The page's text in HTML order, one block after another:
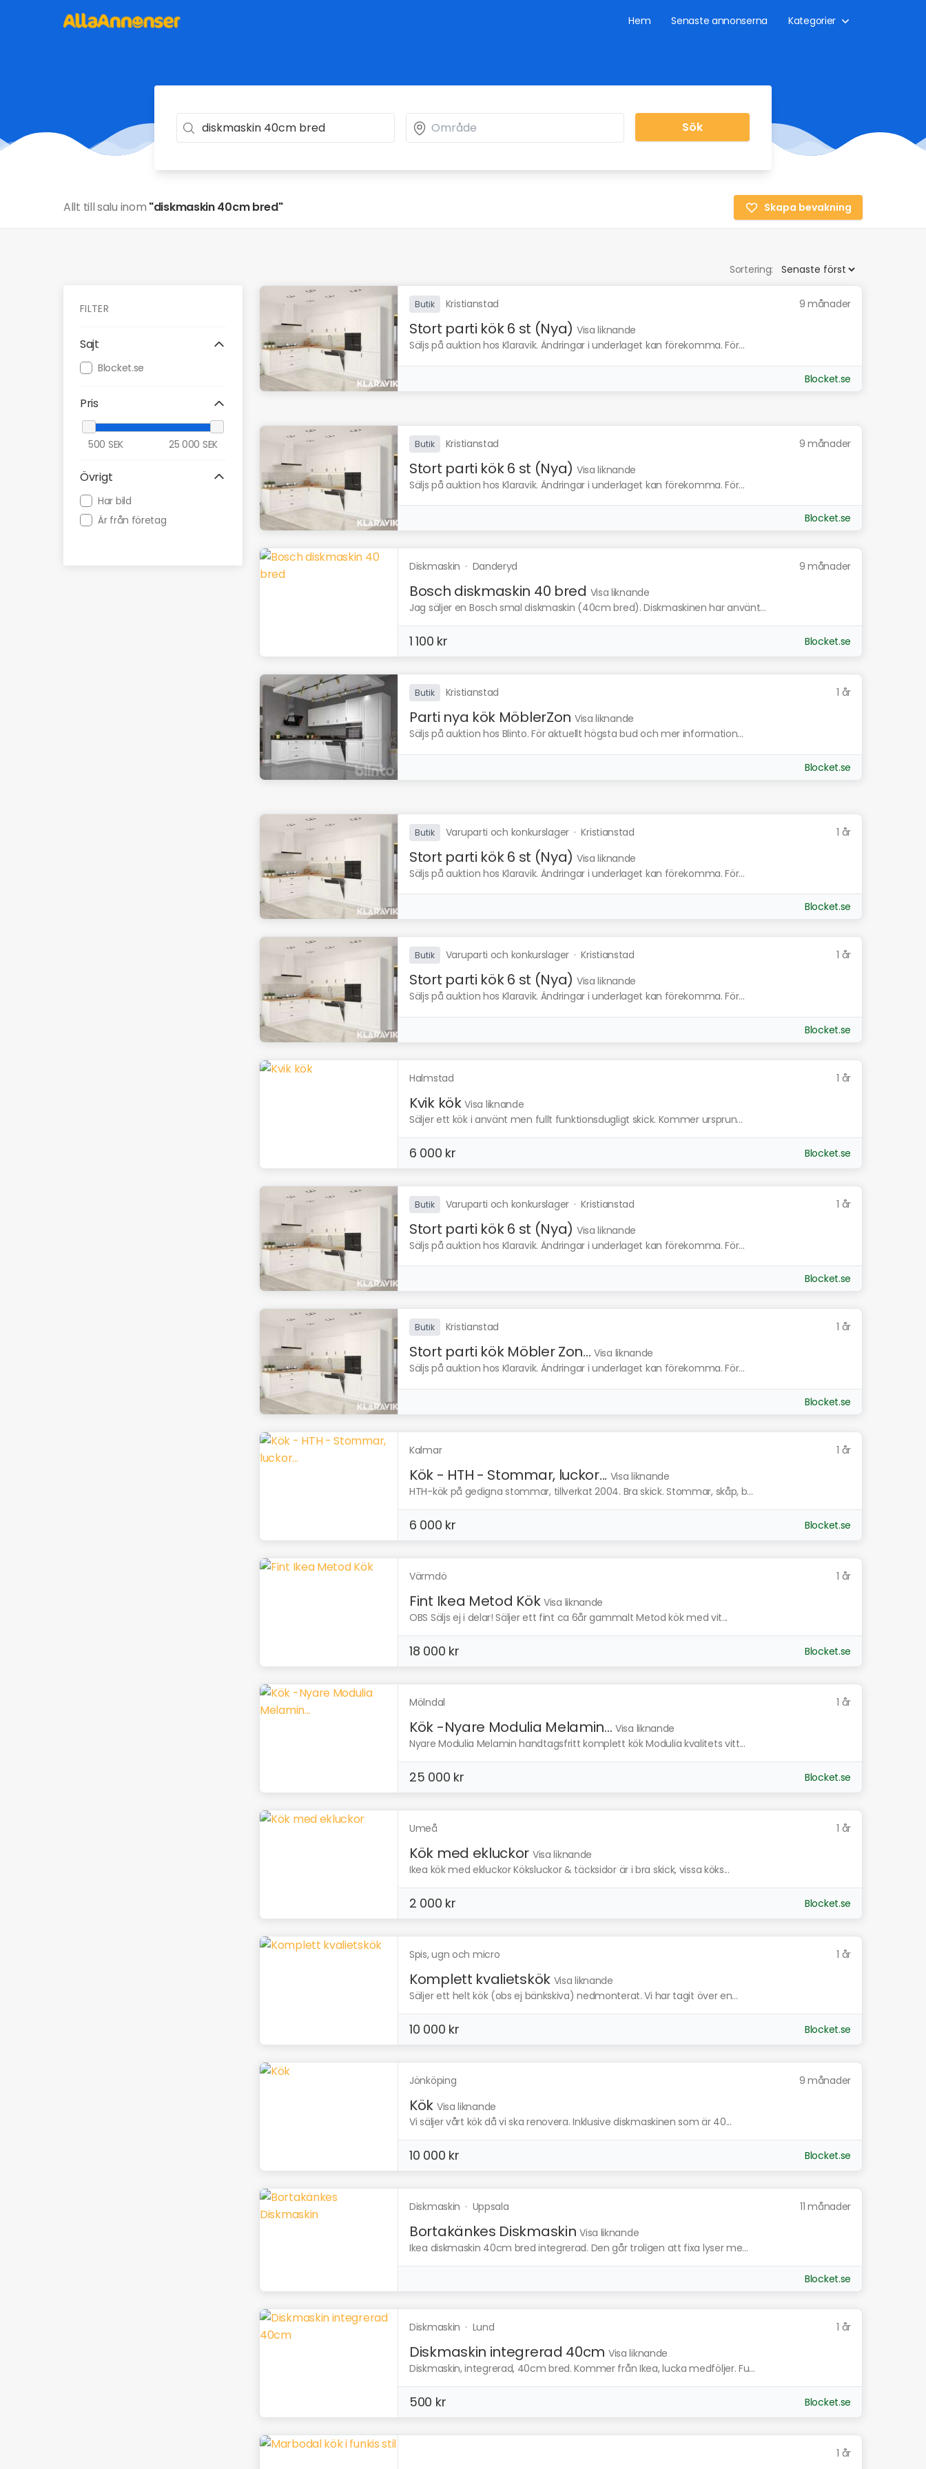
Hem Senaste annonserna Kategorier
Sök
Allt till salu inom "diskmaskin 40cm bred" Skapa bevakning
Sortering:
FILTER
Sajt
Blocket.se
Pris
500 SEK 25 000 SEK
Övrigt
Har bild
Är från företag
Butik Kristianstad 9 månader
Stort parti kök 6 st (Nya) Visa liknande
Säljs på auktion hos Klaravik. Ändringar i underlaget kan förekomma. För...
Blocket.se
Butik Kristianstad 9 månader
Stort parti kök 6 st (Nya) Visa liknande
Säljs på auktion hos Klaravik. Ändringar i underlaget kan förekomma. För...
Blocket.se
Diskmaskin · Danderyd 9 månader
Bosch diskmaskin 40 bred Visa liknande
Jag säljer en Bosch smal diskmaskin (40cm bred). Diskmaskinen har använt...
1 100 kr Blocket.se
Butik Kristianstad 1 år
Parti nya kök MöblerZon Visa liknande
Säljs på auktion hos Blinto. För aktuellt högsta bud och mer information...
Blocket.se
Butik Varuparti och konkurslager·Kristianstad 1 år
Stort parti kök 6 st (Nya) Visa liknande
Säljs på auktion hos Klaravik. Ändringar i underlaget kan förekomma. För...
Blocket.se
Butik Varuparti och konkurslager·Kristianstad 1 år
Stort parti kök 6 st (Nya) Visa liknande
Säljs på auktion hos Klaravik. Ändringar i underlaget kan förekomma. För...
Blocket.se
Halmstad 1 år
Kvik kök Visa liknande
Säljer ett kök i använt men fullt funktionsdugligt skick. Kommer ursprun...
6 000 kr Blocket.se
Butik Varuparti och konkurslager·Kristianstad 1 år
Stort parti kök 6 st (Nya) Visa liknande
Säljs på auktion hos Klaravik. Ändringar i underlaget kan förekomma. För...
Blocket.se
Butik Kristianstad 1 år
Stort parti kök Möbler Zon... Visa liknande
Säljs på auktion hos Klaravik. Ändringar i underlaget kan förekomma. För...
Blocket.se
Kalmar 1 år
Kök - HTH - Stommar, luckor... Visa liknande
HTH-kök på gedigna stommar, tillverkat 2004. Bra skick. Stommar, skåp, b...
6 000 kr Blocket.se
Värmdö 1 år
Fint Ikea Metod Kök Visa liknande
OBS Säljs ej i delar! Säljer ett fint ca 6år gammalt Metod kök med vit...
18 000 kr Blocket.se
Mölndal 1 år
Kök -Nyare Modulia Melamin... Visa liknande
Nyare Modulia Melamin handtagsfritt komplett kök Modulia kvalitets vitt...
25 000 kr Blocket.se
Umeå 1 år
Kök med ekluckor Visa liknande
Ikea kök med ekluckor Köksluckor & täcksidor är i bra skick, vissa köks...
2 000 kr Blocket.se
Spis, ugn och micro 1 år
Komplett kvalietskök Visa liknande
Säljer ett helt kök (obs ej bänkskiva) nedmonterat. Vi har tagit över en...
10 000 kr Blocket.se
Jönköping 9 månader
Kök Visa liknande
Vi säljer vårt kök då vi ska renovera. Inklusive diskmaskinen som är 40...
10 000 kr Blocket.se
Diskmaskin · Uppsala 11 månader
Bortakänkes Diskmaskin Visa liknande
Ikea diskmaskin 40cm bred integrerad. Den går troligen att fixa lyser me...
Blocket.se
Diskmaskin · Lund 1 år
Diskmaskin integrerad 40cm Visa liknande
Diskmaskin, integrerad, 40cm bred. Kommer från Ikea, lucka medföljer. Fu...
500 kr Blocket.se
1 år